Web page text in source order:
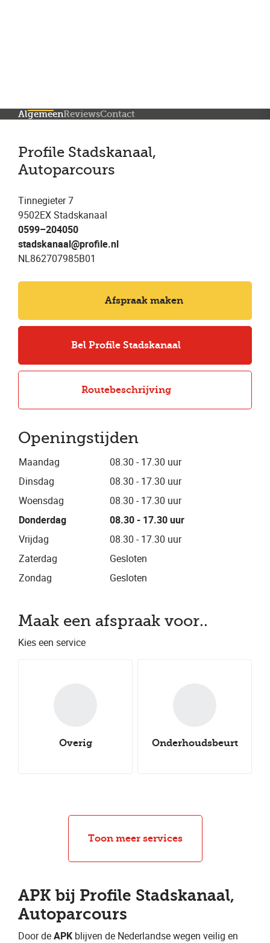
AlgemeenReviewsContact
Maak een afspraak voor..
Kies een service
Overig Onderhoudsbeurt
seasonbanden
Autocheck Uitlijnen
Groot onderhoud Klein onderhoud
Toon meer services
APK bij Profile Stadskanaal,
Autoparcours
Door de ​APK ​ blijven de Nederlandse wegen veilig en
Profile Stadskanaal,
Autoparcours
Tinnegieter 7
9502EX Stadskanaal
0599–204050
stadskanaal@profile.nl
NL862707985B01
Afspraak maken
Bel Profile Stadskanaal
Routebeschrijving
Openingstijden
Maandag
08.30 - 17.30 uur
Dinsdag
08.30 - 17.30 uur
Woensdag
08.30 - 17.30 uur
Donderdag
08.30 - 17.30 uur
Vrijdag
08.30 - 17.30 uur
Zaterdag
Gesloten
Zondag
Gesloten